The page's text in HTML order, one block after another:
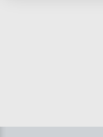
advertising